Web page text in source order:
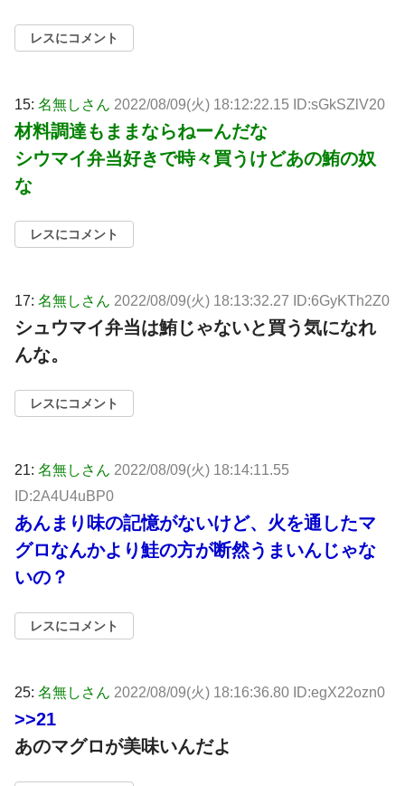
レスにコメント
15: 名無しさん 2022/08/09(火) 18:12:22.15 ID:sGkSZlV20
材料調達もままならねーんだな
シウマイ弁当好きで時々買うけどあの鮪の奴
な
レスにコメント
17: 名無しさん 2022/08/09(火) 18:13:32.27 ID:6GyKTh2Z0
シュウマイ弁当は鮪じゃないと買う気になれ
んな。
レスにコメント
21: 名無しさん 2022/08/09(火) 18:14:11.55
ID:2A4U4uBP0
あんまり味の記憶がないけど、火を通したマ
グロなんかより鮭の方が断然うまいんじゃな
いの？
レスにコメント
25: 名無しさん 2022/08/09(火) 18:16:36.80 ID:egX22ozn0
>>21
あのマグロが美味いんだよ